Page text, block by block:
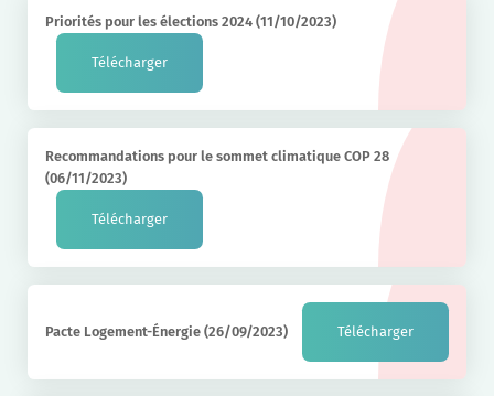
Priorités pour les élections 2024 (11/10/2023)
Télécharger
Recommandations pour le sommet climatique COP 28
(06/11/2023)
Télécharger
Pacte Logement-Énergie (26/09/2023) Télécharger